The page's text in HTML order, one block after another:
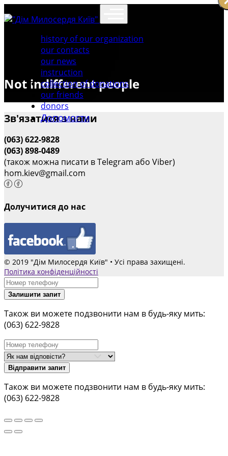
history of our organization
our contacts
our news
instruction
collection of donations
our friends
donors
Допомогти
Not indifferent people
Зв'язатися з нами
(063) 622-9828
(063) 898-0489
(також можна писати в Telegram або Viber)
hom.kiev@gmail.com
Долучитися до нас
© 2019 "Дім Милосердя Київ" • Усі права захищені.
Політика конфіденційності
Залишити запит
Також ви можете подзвонити нам в будь-яку мить:
(063) 622-9828
Відправити запит
Також ви можете подзвонити нам в будь-яку мить:
(063) 622-9828